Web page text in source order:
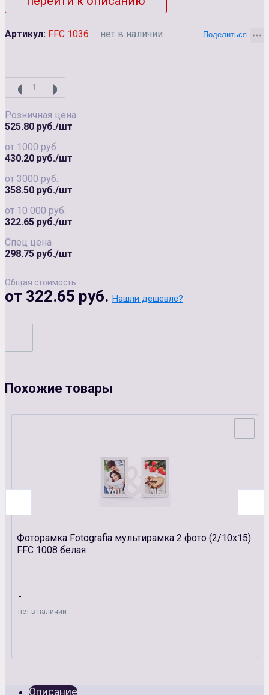
Артикул: FFC 1036 нет в наличии
Розничная цена
525.80 руб./шт
от 1000 руб.
430.20 руб./шт
от 3000 руб.
358.50 руб./шт
от 10 000 руб.
322.65 руб./шт
Спец цена
298.75 руб./шт
Общая стоимость:
от 322.65 руб. Нашли дешевле?
Похожие товары
Фоторамка Fotografia мультирамка 2 фото (2/10х15)
FFC 1008 белая
-
нет в наличии
Описание